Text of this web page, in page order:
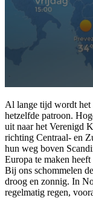
Al lange tijd wordt het
hetzelfde patroon.
uit naar het Verenigd
richting Centraal- en
hun weg boven
Europa te maken
Bij ons schommelen
droog en zonnig. In
regelmatig regen,